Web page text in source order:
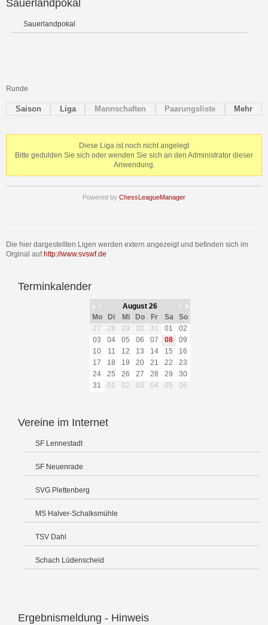
Sauerlandpokal
Sauerlandpokal
Runde
Saison Liga Mannschaften Paarungsliste Mehr
Diese Liga ist noch nicht angelegt
Bitte gedulden Sie sich oder wenden Sie sich an den Administrator dieser
Anwendung.
Powered by ChessLeagueManager
Die hier dargestellten Ligen werden extern angezeigt und befinden sich im
Orginal auf http://www.svswf.de
Terminkalender
« ‹ August 26 ›
»
Mo
Di Mi Do Fr Sa
So
27
28 29 30 31 01
02
03
04 05 06 07 08
09
10
11 12 13 14 15
16
17
18 19 20 21 22
23
24
25 26 27 28 29
30
31
01 02 03 04 05 06
Vereine im Internet
SF Lennestadt
SF Neuenrade
SVG Plettenberg
MS Halver-Schalksmühle
TSV Dahl
Schach Lüdenscheid
Ergebnismeldung - Hinweis